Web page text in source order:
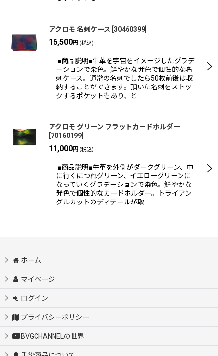
アクロモ 名刺ケース [30460399]
16,500円 (税込)
■商品説明■牛革を宇宙をイメージしたグラデ
ーションで染色。鮮やかな発色で個性的な名
刺ケース。通常の名刺でしたら50枚前後は収
納することができます。頂いた名刺をストッ
クするポケットもあり、と…
アクロモ グリーン フラットカードホルダー
[70160199]
11,000円 (税込)
■商品説明■牛革を外側がダークグリーン、中
に行くにつれグリーン、イエローグリーンに
なっていくグラデーションで染色。鮮やかな
発色で個性的なカードホルダー。トライアン
グルカットのディテールが取…
ホーム
マイページ
ログイン
プライバシーポリシー
BVGCHANNELの世界